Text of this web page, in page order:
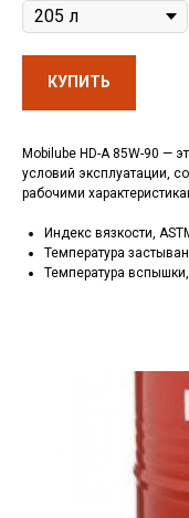
КУПИТЬ
Mobilube HD-A 85W-90 —
условий эксплуатации,
рабочими
Индекс вязкости,
Температура
Температура